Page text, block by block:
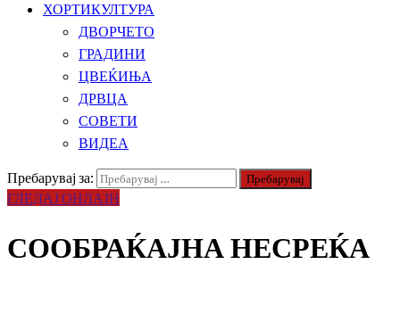
ХОРТИКУЛТУРА
ДВОРЧЕТО
ГРАДИНИ
ЦВЕЌИЊА
ДРВЦА
СОВЕТИ
ВИДЕА
Пребарувај за:
ГЛЕДАЈ ОНЛАЈН
СООБРАЌАЈНА НЕСРЕЌА